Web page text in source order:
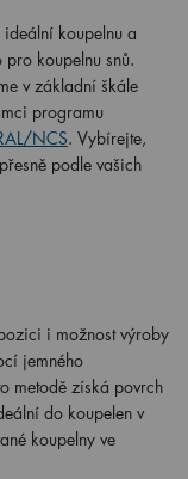
koupelnu a
koupelnu snů.
v základní škále
programu
NCS. Vybírejte,
podle vašich
i možnost výroby
jemného
metodě získá povrch
do koupelen v
koupelny ve